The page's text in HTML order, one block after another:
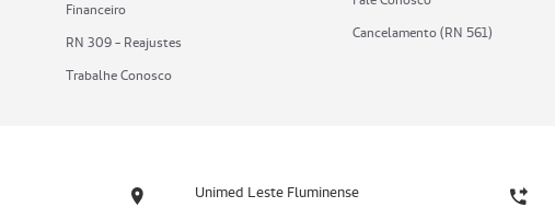
Financeiro
RN 309 - Reajustes
Trabalhe Conosco
Cancelamento (RN 561)
Unimed Leste Fluminense